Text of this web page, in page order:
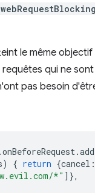
le même
qui ne
pas besoin
.onBeforeRequest.
) { return {cancel :
*" ]},